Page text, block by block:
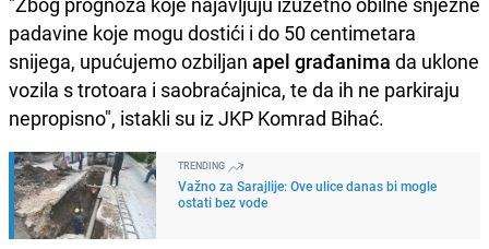
padavine koje mogu dostići i do 50 centimetara
snijega, upućujemo ozbiljan apel građanima da uklone
vozila s trotoara i saobraćajnica, te da ih ne parkiraju
nepropisno", istakli su iz JKP Komrad Bihać.
TRENDING
Važno za Sarajlije: Ove ulice danas bi mogle
ostati bez vode